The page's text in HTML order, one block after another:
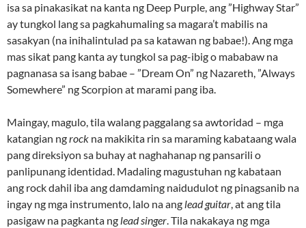
isa sa pinakasikat na kanta ng Deep Purple, ang ”Highway Star”
ay tungkol lang sa pagkahumaling sa magara’t mabilis na
sasakyan (na inihalintulad pa sa katawan ng babae!). Ang mga
mas sikat pang kanta ay tungkol sa pag-ibig o mababaw na
pagnanasa sa isang babae – ”Dream On” ng Nazareth, ”Always
Somewhere” ng Scorpion at marami pang iba.
Maingay, magulo, tila walang paggalang sa awtoridad – mga
katangian ngrock na makikita rin sa maraming kabataang wala
pang direksiyon sa buhay at naghahanap ng pansarili o
panlipunang identidad. Madaling magustuhan ng kabataan
ang rock dahil iba ang damdaming naidudulot ng pinagsanib na
ingay ng mga instrumento, lalo na ang lead guitar, at ang tila
pasigaw na pagkanta ng lead singer. Tila nakakaya ng mga